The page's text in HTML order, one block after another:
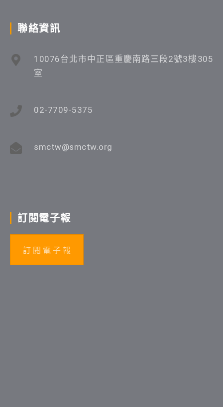
聯絡資訊
10076台北市中正區重慶南路三段2號3樓305
室
02-7709-5375
smctw@smctw.org
訂閱電子報
訂 閱 電 子 報